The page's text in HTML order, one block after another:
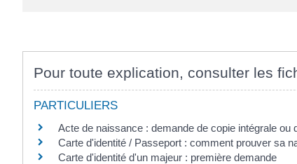
Pour toute explication, consulter les
PARTICULIERS
Acte de naissance : demande de copie intégrale ou
Carte d'identité / Passeport : comment prouver sa
Carte d'identité d'un majeur : première demande